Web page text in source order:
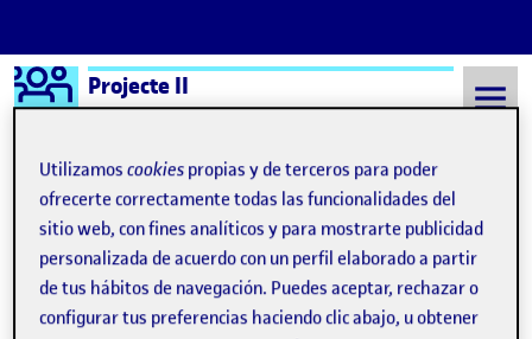
Saltar al contenido
Logo Ágora
Projecte II
Semestre 20212 - Aula 1
Publicado por¡Bienvenidos y bienvenidas!
Publicado por
Quelic Berga Carreras
Utilizamoscookies propias y de terceros para poder
ofrecerte correctamente todas las funcionalidades del
sitio web, con fines analíticos y para mostrarte publicidad
personalizada de acuerdo con un perfil elaborado a partir
de tus hábitos de navegación. Puedes aceptar, rechazar o
configurar tus preferencias haciendo clic abajo, u obtener